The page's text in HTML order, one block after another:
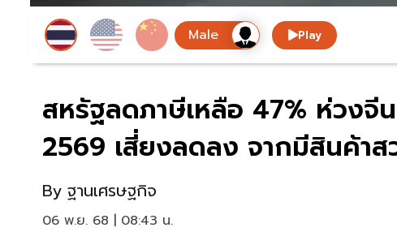
Play
สหรัฐลดภาษีเหลือ 47% ห่วงจี
2569 เสี่ยงลดลง จากมีสินค้า
By ฐานเศรษฐกิจ
06 พ.ย. 68 | 08:43 น.